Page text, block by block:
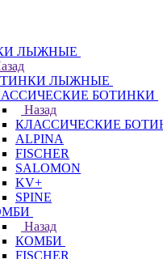
ЛЫЖНЫЕ
ЛЫЖНЫЕ
БОТИНКИ
Назад
КЛАССИЧЕСКИЕ
ALPINA
FISCHER
SALOMON
KV+
SPINE
Назад
КОМБИ
FISCHER